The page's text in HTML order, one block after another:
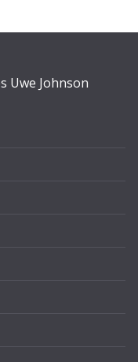
Uwe Johnson